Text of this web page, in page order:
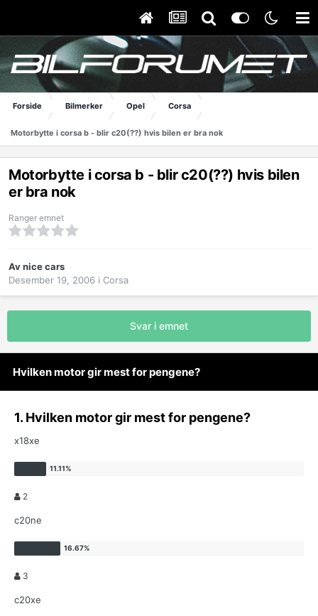
Forside Bilmerker Opel Corsa
Motorbytte i corsa b - blir c20(??) hvis bilen er bra nok
Motorbytte i corsa b - blir c20(??) hvis bilen
er bra nok
Ranger emnet
Avnice cars
Desember 19, 2006 i Corsa
Svar i emnet
Hvilken motor gir mest for pengene?
1. Hvilken motor gir mest for pengene?
x18xe
2
c20ne
3
c20xe